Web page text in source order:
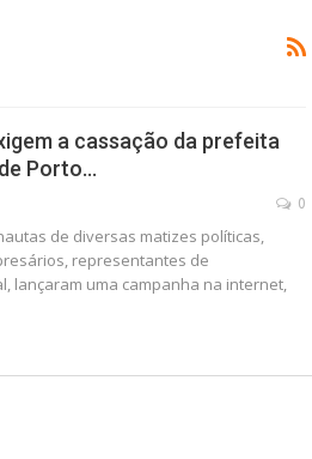
a cassação da prefeita
Porto…
0
de diversas matizes políticas,
representantes de
lançaram uma campanha na internet,